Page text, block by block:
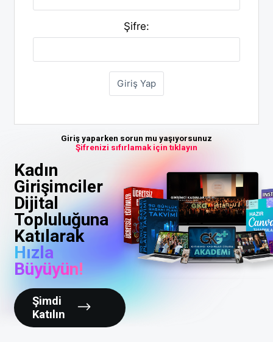
Şifre:
Giriş yaparken sorun mu yaşıyorsunuz
Şifrenizi sıfırlamak için tıklayın
Kadın
Girişimciler
Dijital
Topluluğuna
Katılarak
Hızla
Büyüyün!
Şimdi
Katılın